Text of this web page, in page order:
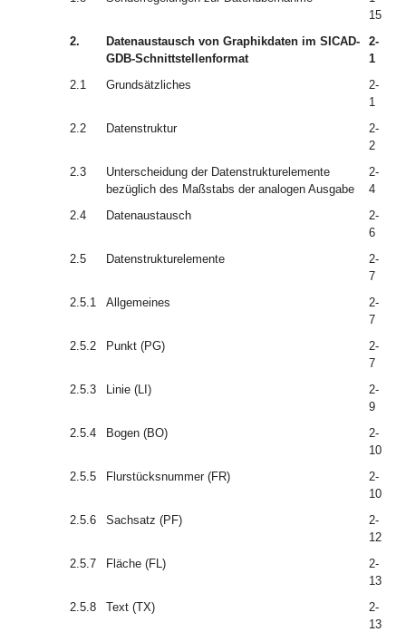
15
2.
Datenaustausch von Graphikdaten im SICAD-
GDB-Schnittstellenformat
2-
1
2.1
Grundsätzliches
2-
1
2.2
Datenstruktur
2-
2
2.3
Unterscheidung der Datenstrukturelemente
bezüglich des Maßstabs der analogen Ausgabe
2-
4
2.4
Datenaustausch
2-
6
2.5
Datenstrukturelemente
2-
7
2.5.1
Allgemeines
2-
7
2.5.2
Punkt (PG)
2-
7
2.5.3
Linie (LI)
2-
9
2.5.4
Bogen (BO)
2-
10
2.5.5
Flurstücksnummer (FR)
2-
10
2.5.6
Sachsatz (PF)
2-
12
2.5.7
Fläche (FL)
2-
13
2.5.8
Text (TX)
2-
13